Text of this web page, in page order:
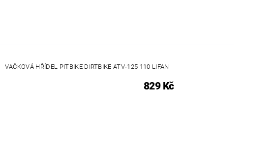
VAČKOVÁ HŘÍDEL PITBIKE DIRTBIKE ATV-125 110 LIFAN
829 Kč